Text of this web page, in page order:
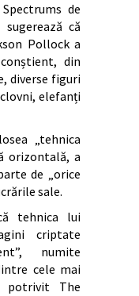
de
că
Pollock a
din
diverse figuri
elefanți
„tehnica
orizontală, a
de „orice
sale.
tehnica lui
criptate
numite
cele mai
potrivit The